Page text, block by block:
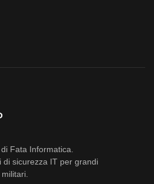
Fata Informatica.
di sicurezza IT per grandi